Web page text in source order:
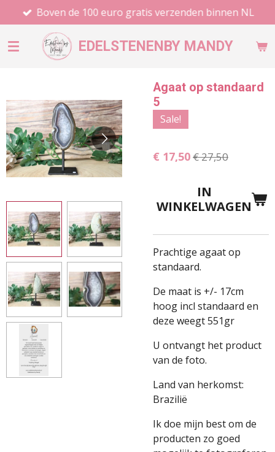
direct
naar
EDELSTENENBY MANDY
Boven de 100 euro gratis verzenden binnen NL
Agaat op standaard
5
Sale!
€ 17,50€ 27,50
IN
WINKELWAGEN
Prachtige agaat op
standaard.
De maat is +/- 17cm
hoog incl standaard en
deze weegt 551gr
U ontvangt het product
van de foto.
Land van herkomst:
Brazilië
Ik doe mijn best om de
producten zo goed